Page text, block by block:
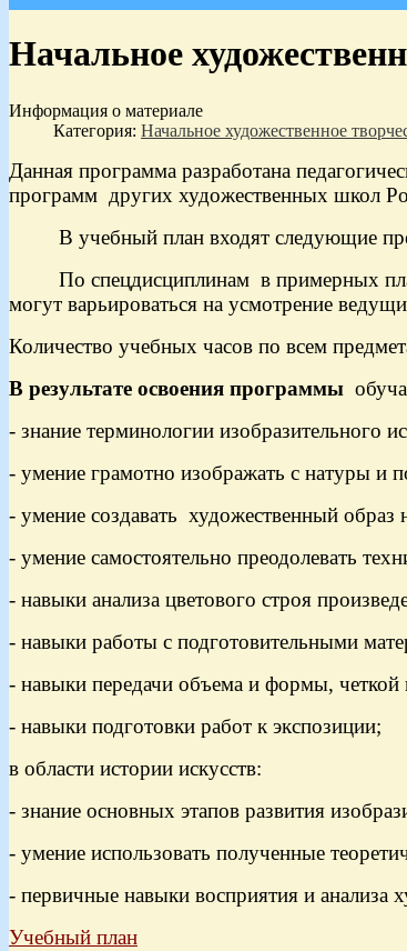
Начальное
Информация о материале
Категория: Начальное художественное
Данная программа разработана
программ других художественных школ
В учебный план входят следующие
По спецдисциплинам в примерных
могут варьироваться на усмотрение
Количество учебных часов по всем
В результате освоения программы
- знание терминологии изобразительного
- умение грамотно изображать с натуры
- умение создавать художественный образ
- умение самостоятельно преодолевать
- навыки анализа цветового строя
- навыки работы с подготовительными
- навыки передачи объема и формы, четкой
- навыки подготовки работ к экспозиции;
в области истории искусств:
- знание основных этапов развития
- умение использовать полученные
- первичные навыки восприятия и анализа
Учебный план